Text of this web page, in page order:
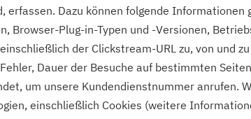
erfassen. Dazu können folgende
Browser-Plug-in-Typen und -Versionen,
der Clickstream-URL zu, von und
Dauer der Besuche auf bestimmten
um unsere Kundendienstnummer anrufen.
einschließlich Cookies (weitere